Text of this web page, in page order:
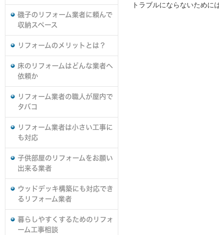
磯子のリフォーム業者に頼んで
収納スペース
リフォームのメリットとは？
床のリフォームはどんな業者へ
依頼か
リフォーム業者の職人が屋内で
タバコ
リフォーム業者は小さい工事に
も対応
子供部屋のリフォームをお願い
出来る業者
ウッドデッキ構築にも対応でき
るリフォーム業者
暮らしやすくするためのリフォ
ーム工事相談
トラブルにならないために